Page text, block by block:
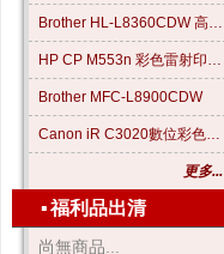
Brother HL-L8360CDW 高效彩色雷射印表機
HP CP M553n 彩色雷射印表機
Brother MFC-L8900CDW
Canon iR C3020數位彩色影印機
更多...
▪福利品出清
尚無商品...